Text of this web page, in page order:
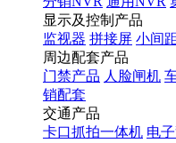
显示及控制产品
监视器 拼接屏 小间
周边配套产品
门禁产品 人脸闸机
销配套
交通产品
卡口抓拍一体机 电